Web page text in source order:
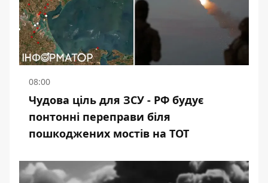
08:00
Чудова ціль для ЗСУ - РФ будує
понтонні переправи біля
пошкоджених мостів на ТОТ